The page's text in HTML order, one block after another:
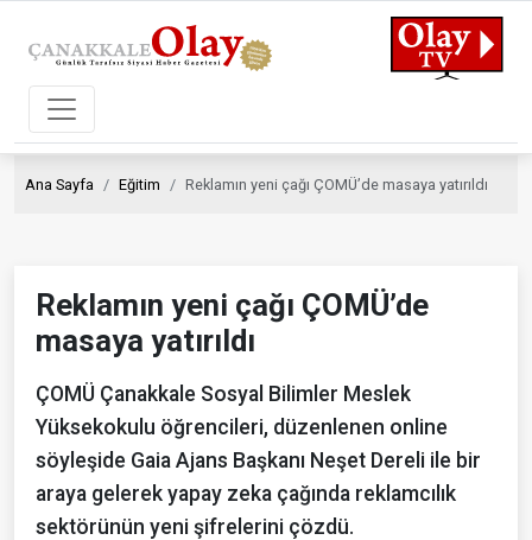
Ana Sayfa Eğitim Reklamın yeni çağı ÇOMÜ’de masaya yatırıldı
Reklamın yeni çağı ÇOMÜ’de
masaya yatırıldı
ÇOMÜ Çanakkale Sosyal Bilimler Meslek
Yüksekokulu öğrencileri, düzenlenen online
söyleşide Gaia Ajans Başkanı Neşet Dereli ile bir
araya gelerek yapay zeka çağında reklamcılık
sektörünün yeni şifrelerini çözdü.